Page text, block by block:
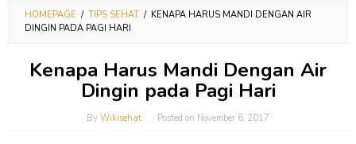
HOMEPAGE / TIPS SEHAT / KENAPA HARUS MANDI DENGAN AIR
DINGIN PADA PAGI HARI
Kenapa Harus Mandi Dengan Air
Dingin pada Pagi Hari
By Wikisehat Posted on November 6, 2017